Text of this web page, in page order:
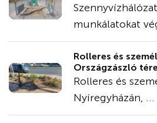
munkálatokat
Rolleres és
Országzászló
Rolleres és
Nyíregyházán, ...